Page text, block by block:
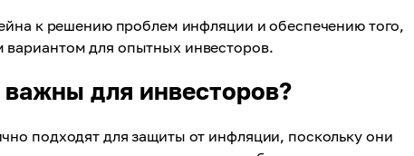
к решению проблем инфляции и обеспечению того,
для опытных инвесторов.
для инвесторов?
подходят для защиты от инфляции, поскольку они